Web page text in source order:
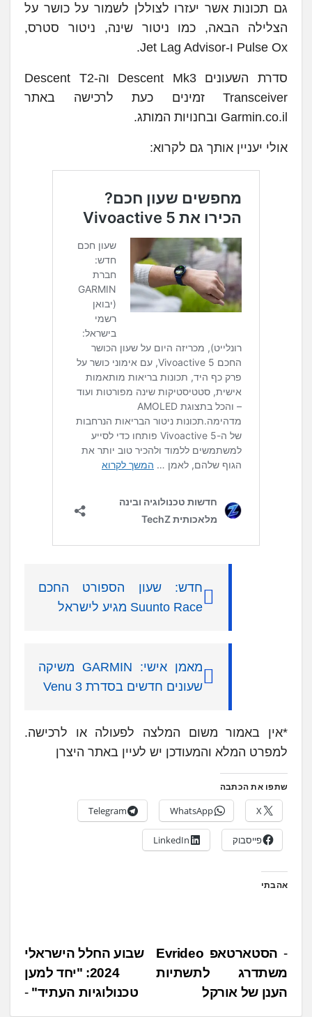
גם תכונות אשר יעזרו לצוללן לשמור על כושר על
הצלילה הבאה, כמו ניטור שינה, ניטור סטרס,
Pulse Ox ו-Jet Lag Advisor.
סדרת השעונים Descent Mk3 וה-Descent T2
Transceiver זמינים כעת לרכישה באתר
Garmin.co.il ובחנויות המותג.
אולי יעניין אותך גם לקרוא:
חדש: שעון הספורט החכם
Suunto Race מגיע לישראל
מאמן אישי: GARMIN משיקה
שעונים חדשים בסדרת Venu 3
*אין באמור משום המלצה לפעולה או לרכישה.
למפרט המלא והמעודכן יש לעיין באתר היצרן
שתפו את הכתבה
X
WhatsApp
Telegram
פייסבוק LinkedIn
אהבתי
נ
י
ו
שבוע החלל הישראלי
2024: "יחד למען
טכנולוגיות העתיד"
הסטארטאפ Evrideo
משתדרג לתשתיות
הענן של אורקל